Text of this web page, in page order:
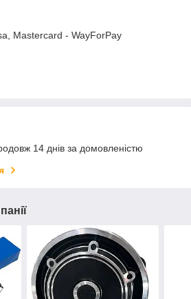
Mastercard - WayForPay
14 днів за домовленістю